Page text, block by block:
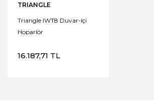
TRIANGLE
Triangle IWT8 Duvar-içi
Hoparlör
16.187,71 TL